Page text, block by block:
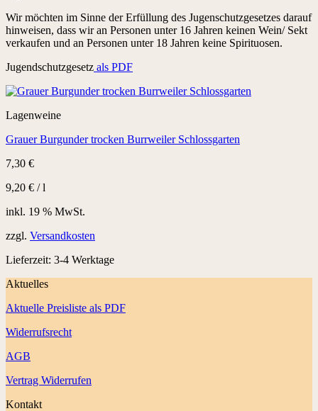
Wir möchten im Sinne der Erfüllung des Jugenschutzgesetzes darauf
hinweisen, dass wir an Personen unter 16 Jahren keinen Wein/ Sekt
verkaufen und an Personen unter 18 Jahren keine Spirituosen.
Jugendschutzgesetz als PDF
Lagenweine
Grauer Burgunder trocken Burrweiler Schlossgarten
7,30 €
9,20 € /l
inkl. 19 % MwSt.
zzgl. Versandkosten
Lieferzeit: 3-4 Werktage
Aktuelles
Aktuelle Preisliste als PDF
Widerrufsrecht
AGB
Vertrag Widerrufen
Kontakt